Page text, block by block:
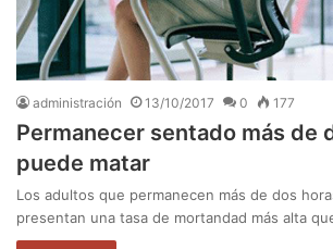
administración 13/10/2017 0 177
Permanecer sentado más de
puede matar
Los adultos que permanecen más de dos
presentan una tasa de mortandad más alta